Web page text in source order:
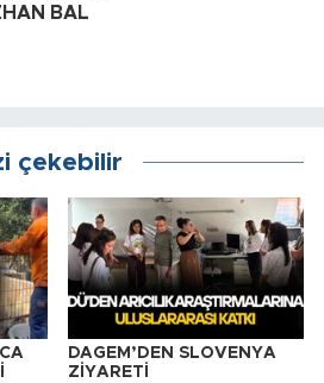
BAL
çekebilir
DAGEM’DEN SLOVENYA
ZİYARETİ